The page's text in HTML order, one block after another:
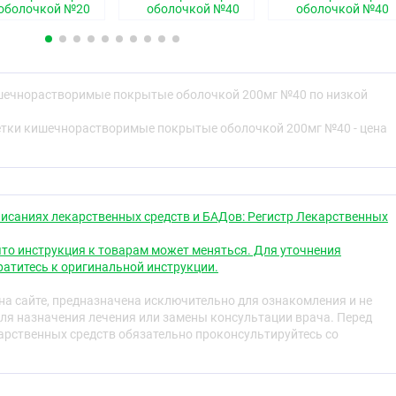
свойства
внешнесекреторной функции
счёт панкреатина, и желчевыделительной функции
действие. Входящие в состав панкреатина
и протеаза облегчают переваривание углеводов,
их более полному всасыванию в тонком
Фестал практически не отличается от других
кислот даёт препарату дополнительные возможности
которая часто сопутствует
Экстракт желчи действует желчегонно, облегчает
витаминов A, Е и К, способствует
№20
оболочкой №40
оболочкой №40
покрытые оболочкой 200мг №40 по низкой
кишечнорастворимые покрытые оболочкой 200мг №40 - цена
лекарственных средств и БАДов: Регистр Лекарственных
инструкция к товарам может меняться. Для уточнения
к оригинальной инструкции.
сайте, предназначена исключительно для ознакомления и не
назначения лечения или замены консультации врача. Перед
средств обязательно проконсультируйтесь со